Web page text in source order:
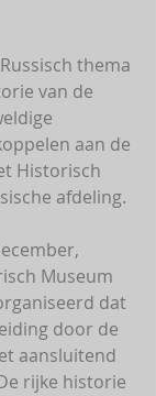
thema
van de
aan de
Historisch
afdeling.
Museum
dat
door de
aansluitend
rijke historie